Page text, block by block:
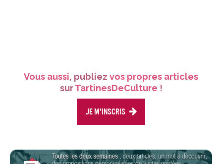
Vous aussi, publiez vos propres articles
surTartinesDeCulture !
Je m'inscris